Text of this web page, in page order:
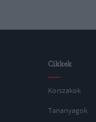
Cikkek
Korszakok
Tananyagok